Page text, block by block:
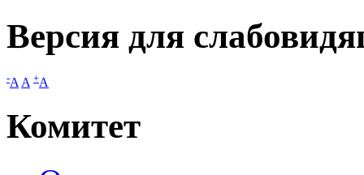
Версия для
-A A +A
Комитет